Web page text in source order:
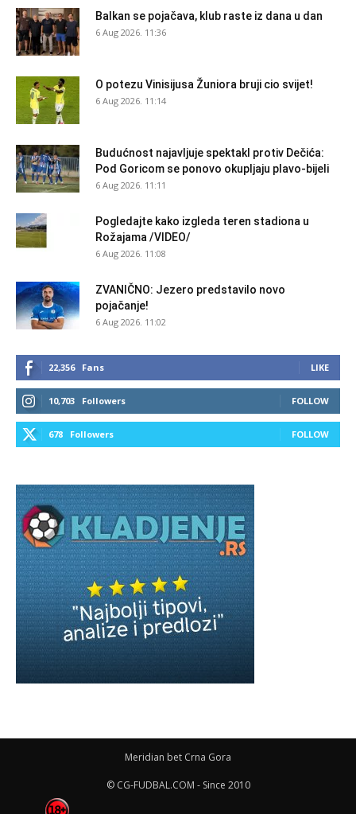
Balkan se pojačava, klub raste iz dana u dan
6 Aug 2026. 11:36
O potezu Vinisijusa Žuniora bruji cio svijet!
6 Aug 2026. 11:14
Budućnost najavljuje spektakl protiv Dečića:
Pod Goricom se ponovo okupljaju plavo-bijeli
6 Aug 2026. 11:11
Pogledajte kako izgleda teren stadiona u
Rožajama /VIDEO/
6 Aug 2026. 11:08
ZVANIČNO: Jezero predstavilo novo
pojačanje!
6 Aug 2026. 11:02
22,356 Fans LIKE
10,703 Followers FOLLOW
678 Followers FOLLOW
Meridian bet Crna Gora
© CG-FUDBAL.COM - Since 2010